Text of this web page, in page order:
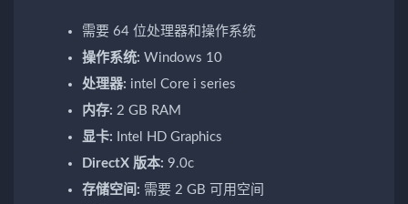
需要 64 位处理器和操作系统
操作系统: Windows 10
处理器: intel Core i series
内存: 2 GB RAM
显卡: Intel HD Graphics
DirectX 版本: 9.0c
存储空间: 需要 2 GB 可用空间